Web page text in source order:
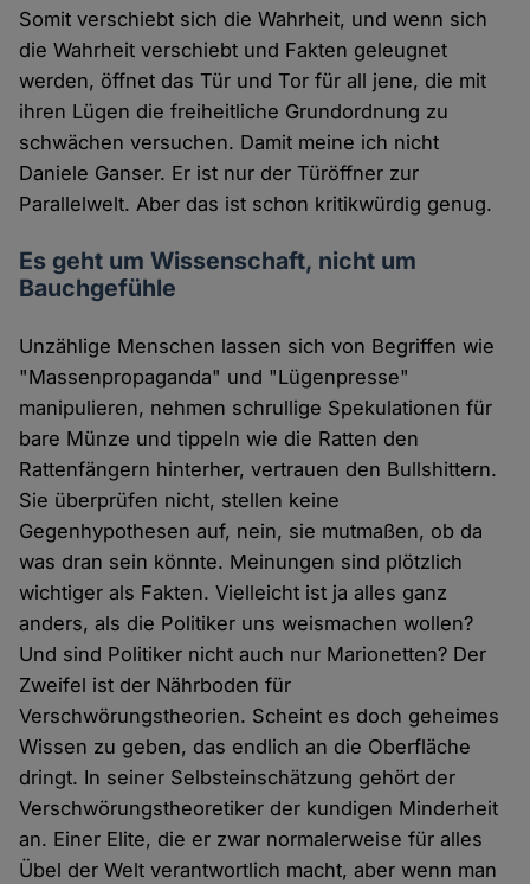
Somit verschiebt sich die Wahrheit, und wenn sich
die Wahrheit verschiebt und Fakten geleugnet
werden, öffnet das Tür und Tor für all jene, die mit
ihren Lügen die freiheitliche Grundordnung zu
schwächen versuchen. Damit meine ich nicht
Daniele Ganser. Er ist nur der Türöffner zur
Parallelwelt. Aber das ist schon kritikwürdig genug.
Es geht um Wissenschaft, nicht um
Bauchgefühle
Unzählige Menschen lassen sich von Begriffen wie
"Massenpropaganda" und "Lügenpresse"
manipulieren, nehmen schrullige Spekulationen für
bare Münze und tippeln wie die Ratten den
Rattenfängern hinterher, vertrauen den Bullshittern.
Sie überprüfen nicht, stellen keine
Gegenhypothesen auf, nein, sie mutmaßen, ob da
was dran sein könnte. Meinungen sind plötzlich
wichtiger als Fakten. Vielleicht ist ja alles ganz
anders, als die Politiker uns weismachen wollen?
Und sind Politiker nicht auch nur Marionetten? Der
Zweifel ist der Nährboden für
Verschwörungstheorien. Scheint es doch geheimes
Wissen zu geben, das endlich an die Oberfläche
dringt. In seiner Selbsteinschätzung gehört der
Verschwörungstheoretiker der kundigen Minderheit
an. Einer Elite, die er zwar normalerweise für alles
Übel der Welt verantwortlich macht, aber wenn man